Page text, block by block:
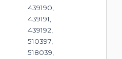
439190,
439191,
439192,
510397,
518039,